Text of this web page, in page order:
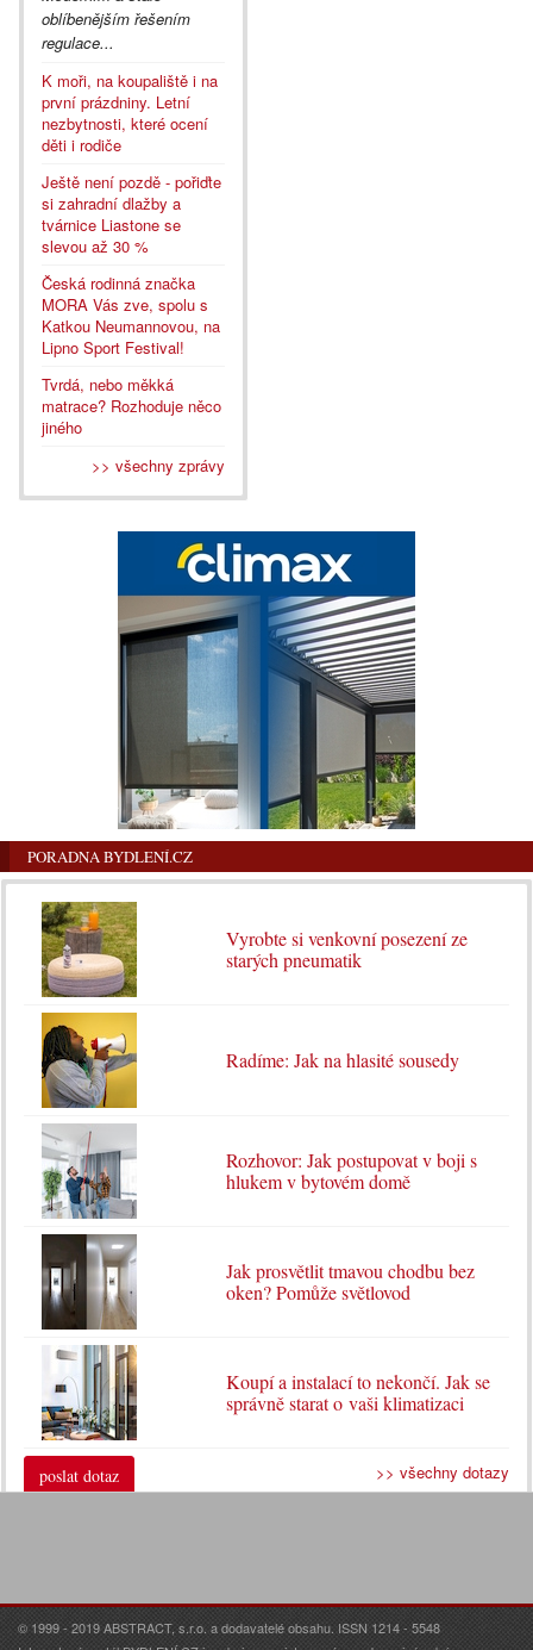
oblíbenějším řešením
regulace...
K moři, na koupaliště i na
první prázdniny. Letní
nezbytnosti, které ocení
děti i rodiče
Ještě není pozdě - pořiďte
si zahradní dlažby a
tvárnice Liastone se
slevou až 30 %
Česká rodinná značka
MORA Vás zve, spolu s
Katkou Neumannovou, na
Lipno Sport Festival!
Tvrdá, nebo měkká
matrace? Rozhoduje něco
jiného
>> všechny zprávy
PORADNA BYDLENÍ.CZ
Vyrobte si venkovní posezení ze
starých pneumatik
Radíme: Jak na hlasité sousedy
Rozhovor: Jak postupovat v boji s
hlukem v bytovém domě
Jak prosvětlit tmavou chodbu bez
oken? Pomůže světlovod
Koupí a instalací to nekončí. Jak se
správně starat o vaši klimatizaci
poslat dotaz >> všechny dotazy
© 1999 - 2019 ABSTRACT, s.r.o. a dodavatelé obsahu. ISSN 1214 - 5548